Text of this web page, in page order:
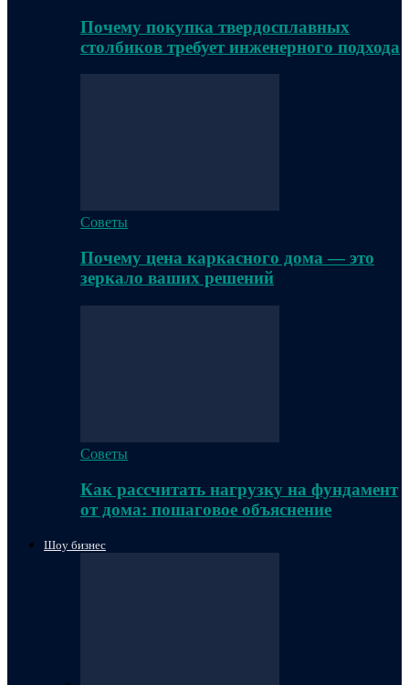
Почему покупка твердосплавных
столбиков требует инженерного подхода
Советы
Почему цена каркасного дома — это
зеркало ваших решений
Советы
Как рассчитать нагрузку на фундамент
от дома: пошаговое объяснение
Шоу бизнес